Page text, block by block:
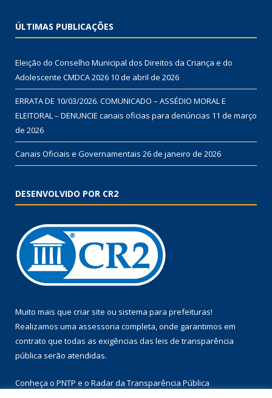
ÚLTIMAS PUBLICAÇÕES
Eleição do Conselho Municipal dos Direitos da Criança e do
Adolescente CMDCA 2026 10 de abril de 2026
ERRATA DE 10/03/2026. COMUNICADO – ASSÉDIO MORAL E
ELEITORAL – DENUNCIE canais oficias para denúncias 11 de março
de 2026
Canais Oficiais e Governamentais 26 de janeiro de 2026
DESENVOLVIDO POR CR2
Muito mais que criar site ou sistema para prefeituras!
Realizamos uma assessoria completa, onde garantimos em
contrato que todas as exigências das leis de transparência
pública serão atendidas.
Conheça o PNTP e o Radar da Transparência Pública